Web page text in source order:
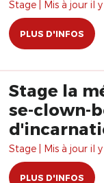
Stage | Mis à jour il
PLUS D'INFOS
Stage la
se-clown-
Stage | Mis à jour il
PLUS D'INFOS